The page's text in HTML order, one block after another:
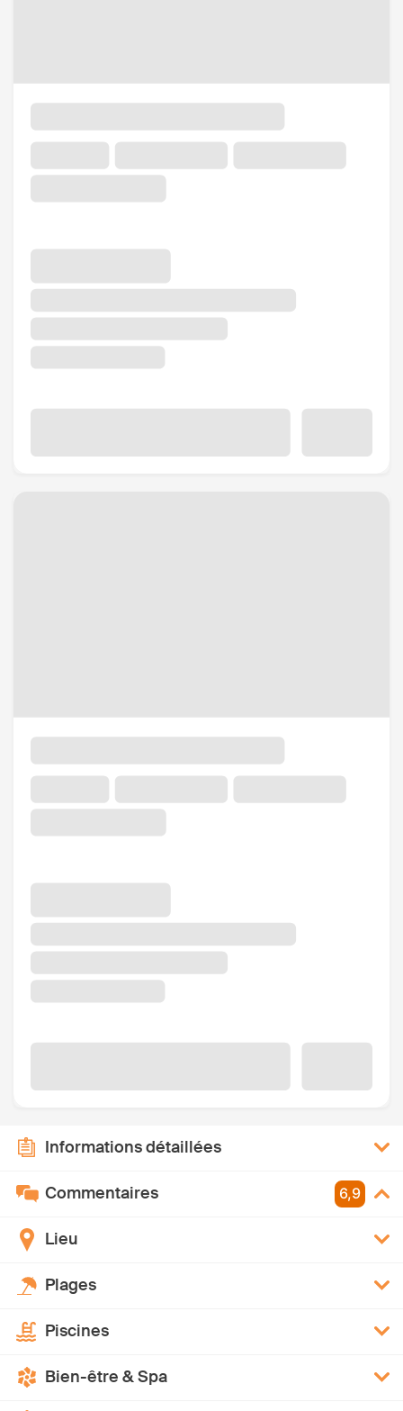
Informations détaillées
Commentaires 6,9
Lieu
Plages
Piscines
Bien-être & Spa